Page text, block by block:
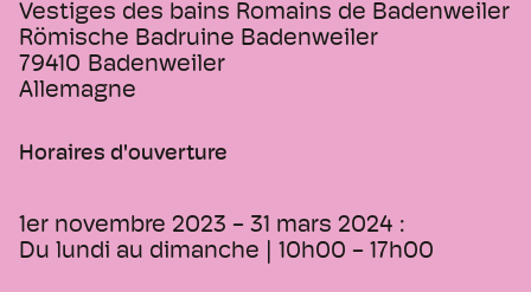
Vestiges des bains Romains de Badenweiler
Römische Badruine Badenweiler
79410 Badenweiler
Allemagne
Horaires d'ouverture
1er novembre 2023 - 31 mars 2024 :
Du lundi au dimanche | 10h00 - 17h00